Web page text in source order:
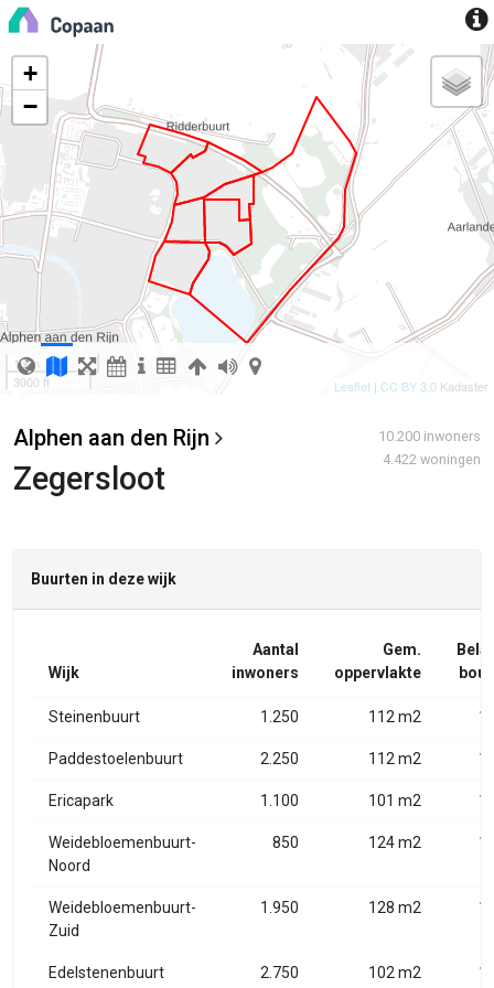
10.200 inwoners
4.422 woningen
Alphen aan den Rijn
Zegersloot
Buurten in deze wijk
Wijk
Aantal
inwoners
Gem.
oppervlakte
Steinenbuurt 1.250 112 m2
Paddestoelenbuurt 2.250 112 m2
Ericapark 1.100 101 m2
Weidebloemenbuurt-
Noord
850 124 m2
Weidebloemenbuurt-
Zuid
1.950 128 m2
Edelstenenbuurt 2.750 102 m2
+
−
1 km
3000 ft
Leaflet | CC BY 3.0 Kadaster